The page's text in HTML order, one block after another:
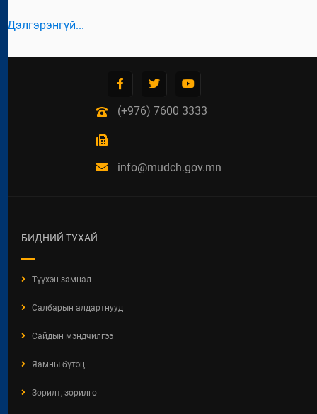
Дэлгэрэнгүй...
(+976) 7600 3333
info@mudch.gov.mn
БИДНИЙ ТУХАЙ
Түүхэн замнал
Салбарын алдартнууд
Сайдын мэндчилгээ
Яамны бүтэц
Зорилт, зорилго